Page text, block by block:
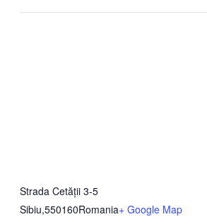
Strada Cetății 3-5
Sibiu,550160Romania+ Google Map